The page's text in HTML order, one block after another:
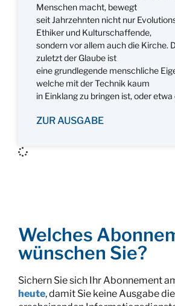
Menschen macht, bewegt
seit Jahrzehnten nicht nur
Ethiker und Kulturschaffende,
sondern vor allem auch die Kirche.
zuletzt der Glaube ist
eine grundlegende menschliche
welche mit der Technik kaum
in Einklang zu bringen ist, oder etwa
ZUR AUSGABE
Welches
wünschen Sie?
Sichern Sie sich Ihr Abonnement
heute, damit Sie keine Ausgabe